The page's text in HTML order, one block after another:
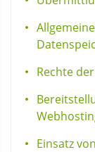
Rechte
Einsatz